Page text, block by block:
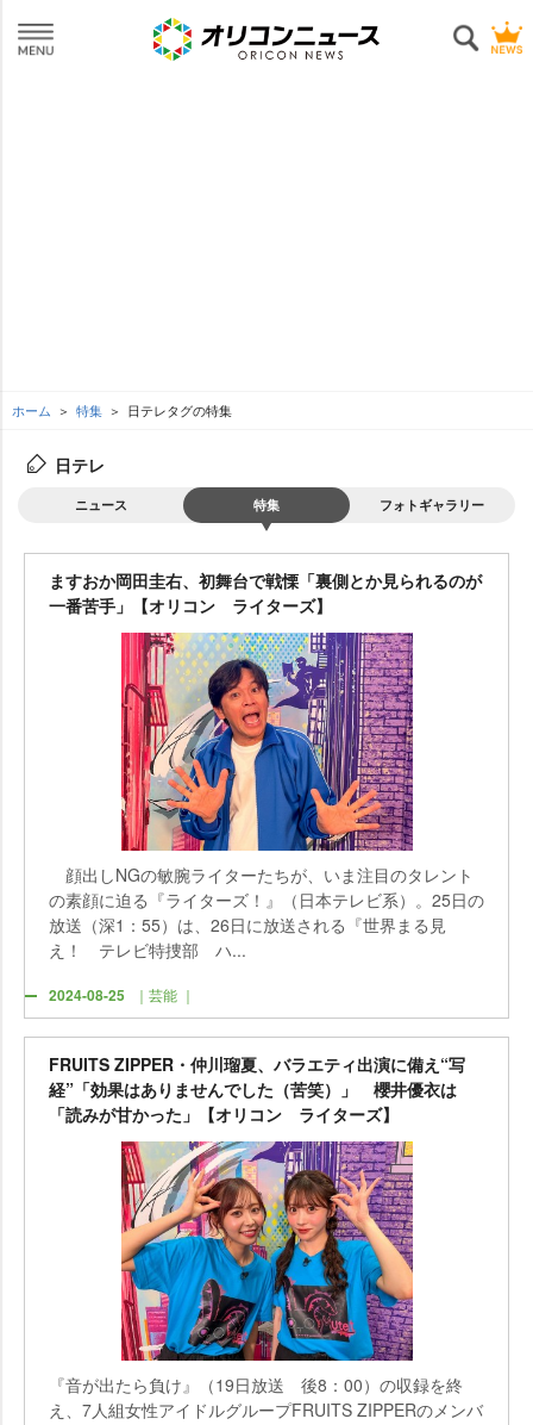
ホーム 特集 日テレタグの特集
日テレ
ニュース 特集 フォトギャラリー
ますおか岡田圭右、初舞台で戦慄「裏側とか見られるのが
一番苦手」【オリコン ライターズ】
顔出しNGの敏腕ライターたちが、いま注目のタレント
の素顔に迫る『ライターズ！』（日本テレビ系）。25日の
放送（深1：55）は、26日に放送される『世界まる見
え！ テレビ特捜部 ハ...
2024-08-25 ｜芸能 ｜
FRUITS ZIPPER・仲川瑠夏、バラエティ出演に備え“写
経”「効果はありませんでした（苦笑）」 櫻井優衣は
「読みが甘かった」【オリコン ライターズ】
『音が出たら負け』（19日放送 後8：00）の収録を終
え、7人組女性アイドルグループFRUITS ZIPPERのメンバ